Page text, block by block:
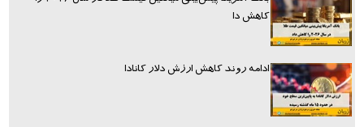
کاهش دا
ادامه روند کاهش ارزش دلار کانادا